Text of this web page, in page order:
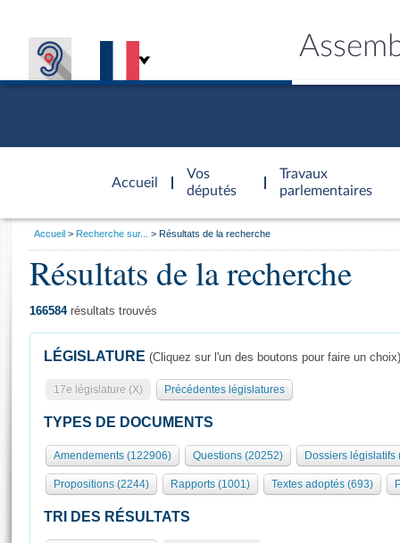
Accueil
d'accueil
Vos
députés
Travaux
parlementaires
Présidence
577 députés
Groupes politiques
Séance publique
Commissions et autres organes
Europe et International
Général
Rôle et pouvoirs de l'Assemblée
Organisation de l'Assemblée
Présidence Conférence des Présidents Bureau Collège des
Visiter l'Assemblée
Visite virtuelle du palais Bourbon
Assister à une séance
Vous
Accueil Recherche sur... Résultats de la recherche
Résultats de la recherche
166584résultats trouvés
LÉGISLATURE (Cliquez sur l'un des boutons pour faire un choix)
17e législature (X) Précédentes législatures
TYPES DE DOCUMENTS
Amendements (122906) Questions (20252) Dossiers législatifs
Propositions (2244) Rapports (1001) Textes adoptés (693)
TRI DES RÉSULTATS